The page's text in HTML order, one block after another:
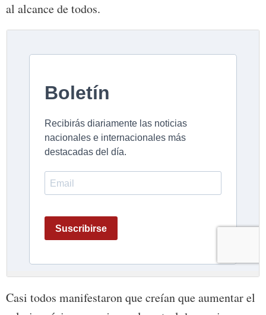
al alcance de todos.
Casi todos manifestaron que creían que aumentar el